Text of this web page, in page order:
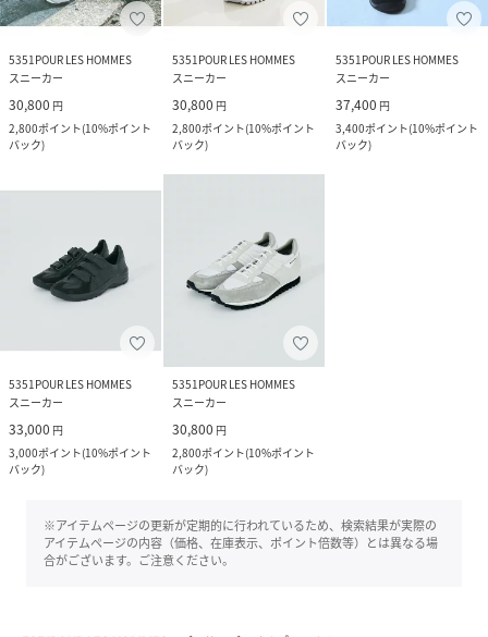
5351POUR LES HOMMES
スニーカー
30,800 円
2,800ポイント(10%ポイント
バック)
5351POUR LES HOMMES
スニーカー
30,800 円
2,800ポイント(10%ポイント
バック)
5351POUR LES HOMMES
スニーカー
37,400 円
3,400ポイント(10%ポイント
バック)
5351POUR LES HOMMES
スニーカー
33,000 円
3,000ポイント(10%ポイント
バック)
5351POUR LES HOMMES
スニーカー
30,800 円
2,800ポイント(10%ポイント
バック)
※アイテムページの更新が定期的に行われているため、検索結果が実際の
アイテムページの内容（価格、在庫表示、ポイント倍数等）とは異なる場
合がございます。ご注意ください。